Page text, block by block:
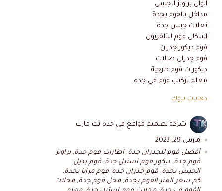
الوان براويز الجبس
مداخل بالفوم بجدة
نعلات جبس جدة
اشكال فوم للتلفزيون
فوم ديكور جدران
فوم جدران صالات
ديكورات فوم خارجية
معلم تركيب فوم في جده
دهانات تبوك
شركة تصميم مواقع في جده تك مارت
مارس 29, 2023
أفضل فوم للجدران جدة,اطارات فوم جدة,براويز
فوم جدة, ديكور فوم استيل جدة, فوم بديل
الجبس بجدة, فوم جدران جده, فوم مرايا بجدة,
كم سعر المتر الفوم بجدة,محل فوم جدة,محلات